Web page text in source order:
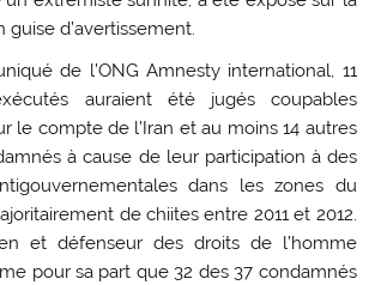
d’avertissement.
de l’ONG Amnesty international, 11
auraient été jugés coupables
le compte de l’Iran et au moins 14 autres
à cause de leur participation à des
dans les zones du
de chiites entre 2011 et 2012.
et défenseur des droits de l’homme
pour sa part que 32 des 37 condamnés